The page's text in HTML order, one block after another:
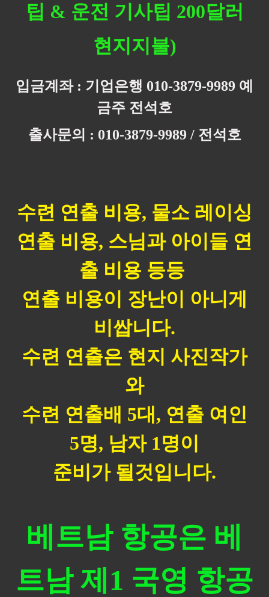
팁 & 운전 기사팁 200달러
현지지불)
입금계좌 : 기업은행 010-3879-9989 예
금주 전석호
출사문의 : 010-3879-9989 / 전석호
수련 연출 비용, 물소 레이싱
연출 비용, 스님과 아이들 연
출 비용 등등
연출 비용이 장난이 아니게
비쌉니다.
수련 연출은 현지 사진작가
와
수련 연출배 5대, 연출 여인
5명, 남자 1명이
준비가 될것입니다.
베트남 항공은 베
트남 제1 국영 항공